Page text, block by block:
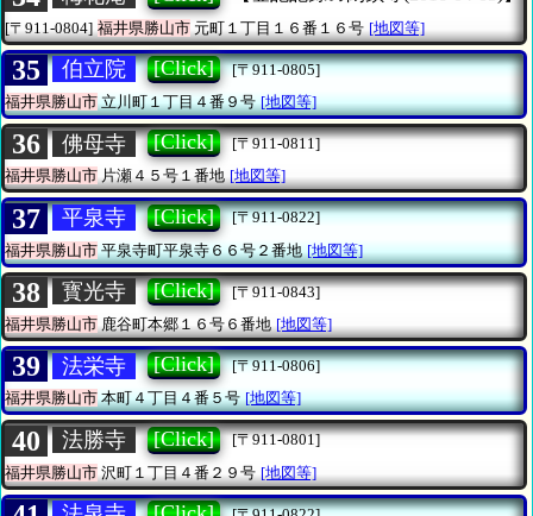
[〒911-0804] 福井県勝山市 元町１丁目１６番１６号 [地図等]
35 伯立院 [Click]
[〒911-0805]
福井県勝山市立川町１丁目４番９号 [地図等]
36 佛母寺 [Click]
[〒911-0811]
福井県勝山市片瀬４５号１番地 [地図等]
37 平泉寺 [Click]
[〒911-0822]
福井県勝山市平泉寺町平泉寺６６号２番地 [地図等]
38 寳光寺 [Click]
[〒911-0843]
福井県勝山市 鹿谷町本郷１６号６番地 [地図等]
39 法栄寺 [Click]
[〒911-0806]
福井県勝山市本町４丁目４番５号 [地図等]
40 法勝寺 [Click]
[〒911-0801]
福井県勝山市 沢町１丁目４番２９号 [地図等]